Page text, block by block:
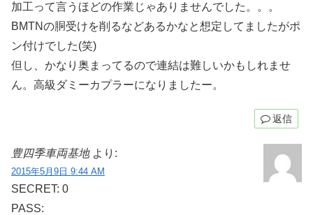
加工って言うほどの作業じゃありませんでした。。。
BMTNの胴受けを削るなどあるかなと想定してましたがポ
ン付けでした(笑)
但し、かなり奥まってるので連結は難しいかもしれませ
ん。高級ダミーカプラーになりましたー。
返信
豊四季車両基地 より:
2015年5月9日 9:44 AM
SECRET: 0
PASS: